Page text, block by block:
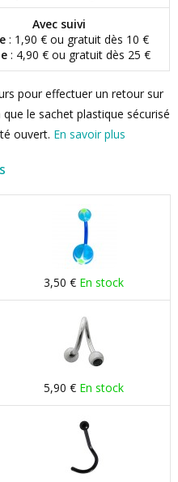
Avec suivi
: 1,90 € ou gratuit dès 10 €
: 4,90 € ou gratuit dès 25 €
pour effectuer un retour sur
le sachet plastique sécurisé
ouvert. En savoir plus
3,50 € En stock
5,90 € En stock